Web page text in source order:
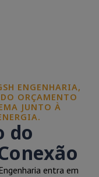
ENGENHARIA,
ORÇAMENTO
JUNTO À
do
entra em